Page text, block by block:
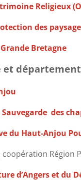
Religieux
des
Bretagne
et
des
du Haut-Anjou
Région
d’Angers et du